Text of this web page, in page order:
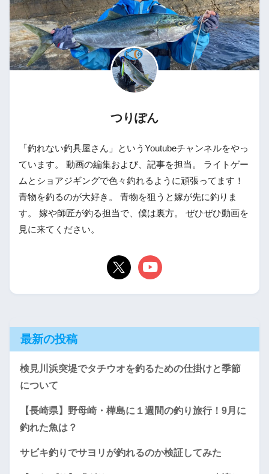
つりぽん
「釣れない釣具屋さん」というYoutubeチャンネルをやっ
ています。 動画の編集および、記事を担当。 ライトゲー
ムとショアジギングで色々釣れるように頑張ってます！
青物を釣るのが大好き。 青物を狙うと嫁が先に釣りま
す。 嫁や師匠が釣る担当で、僕は裏方。 ぜひぜひ動画を
見に来てください。
最新の投稿
検見川浜突堤でタチウオを釣るための仕掛けと季節
について
【長崎県】野母崎・樺島に１週間の釣り旅行！9月に
釣れた魚は？
サビキ釣りでサヨリが釣れるのか検証してみた